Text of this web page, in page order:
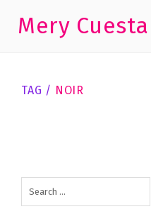
Mery Cuesta
TAG / NOIR
Spanish
for: